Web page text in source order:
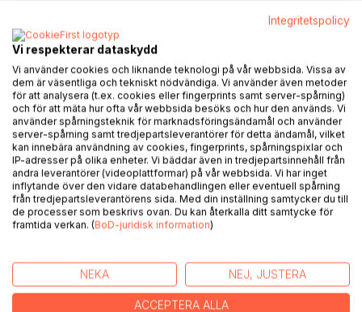
inkl. moms
Tillgänglig för nedladdning
LÄGG I KUNDVAGNEN
Lägg till i kom-ihåglista
Recensera titel
BESKRIVNING
Integritetspolicy
Vi respekterar dataskydd
Vi använder cookies och liknande teknologi på vår webbsida. Vissa av
dem är väsentliga och tekniskt nödvändiga. Vi använder även metoder
för att analysera (t.ex. cookies eller fingerprints samt server-spårning)
och för att mäta hur ofta vår webbsida besöks och hur den används. Vi
använder spårningsteknik för marknadsföringsändamål och använder
server-spårning samt tredjepartsleverantörer för detta ändamål, vilket
kan innebära användning av cookies, fingerprints, spårningspixlar och
IP-adresser på olika enheter. Vi bäddar även in tredjepartsinnehåll från
andra leverantörer (videoplattformar) på vår webbsida. Vi har inget
inflytande över den vidare databehandlingen eller eventuell spårning
från tredjepartsleverantörens sida. Med din inställning samtycker du till
de processer som beskrivs ovan. Du kan återkalla ditt samtycke för
framtida verkan. (BoD-juridisk information)
NEKA NEJ, JUSTERA
ACCEPTERA ALLA